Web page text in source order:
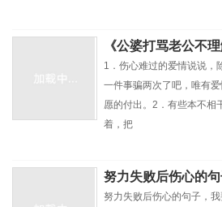
1．伤心难过的爱情说说，
一件事骗两次了吧，唯有
愿的付出。2．有些本不相
着，把
努力失败后伤心的句
努力失败后伤心的句子，